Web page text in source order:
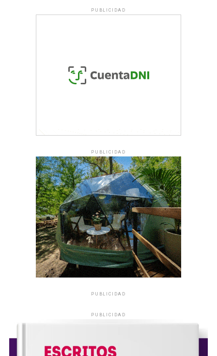
PUBLICIDAD
PUBLICIDAD
PUBLICIDAD
PUBLICIDAD